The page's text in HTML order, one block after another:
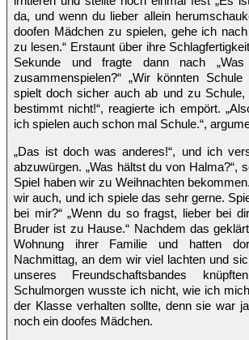
da, und wenn du lieber allein
doofen Mädchen zu spielen, gehe ich
zu lesen.“ Erstaunt über ihre
Sekunde und fragte dann nach
zusammenspielen?“ „Wir könnten
spielt doch sicher auch ab und zu Schule,
bestimmt nicht!“, reagierte ich empört.
ich spielen auch schon mal Schule.“,
„Das ist doch was anderes!“, und ich
abzuwürgen. „Was hältst du von Halma?“,
Spiel haben wir zu Weihnachten
wir auch, und ich spiele das sehr gerne.
bei mir?“ „Wenn du so fragst, lieber bei
Bruder ist zu Hause.“ Nachdem das
Wohnung ihrer Familie und hatten
Nachmittag, an dem wir viel lachten und
unseres Freundschaftsbandes
Schulmorgen wusste ich nicht, wie ich
der Klasse verhalten sollte, denn sie war
noch ein doofes Mädchen.